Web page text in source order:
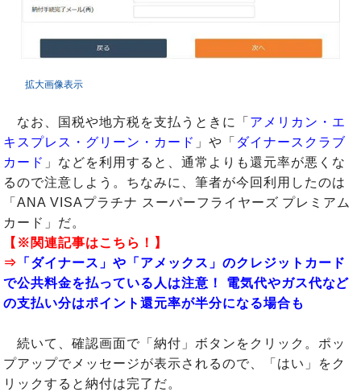
拡大画像表示
なお、国税や地方税を支払うときに「 アメリカン・エ
キスプレス・グリーン・カード 」や「 ダイナースクラブ
カード 」などを利用すると、通常よりも還元率が悪くな
るので注意しよう。ちなみに、筆者が今回利用したのは
「ANA VISAプラチナ スーパーフライヤーズ プレミアム
カード」だ。
【※関連記事はこちら！】
⇒ 「ダイナース」や「アメックス」のクレジットカード
で公共料金を払っている人は注意！ 電気代やガス代など
の支払い分はポイント還元率が半分になる場合も
続いて、確認画面で「納付」ボタンをクリック。ポッ
プアップでメッセージが表示されるので、「はい」をク
リックすると納付は完了だ。